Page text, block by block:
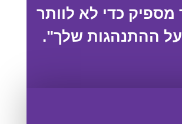
מספיק כדי לא לוותר
ההתנהגות שלך".